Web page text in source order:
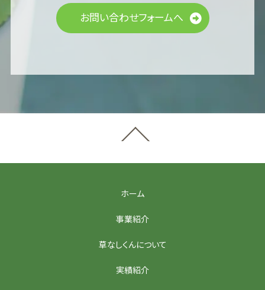
お問い合わせフォームへ
ホーム
事業紹介
草なしくんについて
実績紹介